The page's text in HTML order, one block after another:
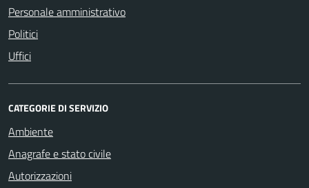
Personale amministrativo
Politici
Uffici
CATEGORIE DI SERVIZIO
Ambiente
Anagrafe e stato civile
Autorizzazioni